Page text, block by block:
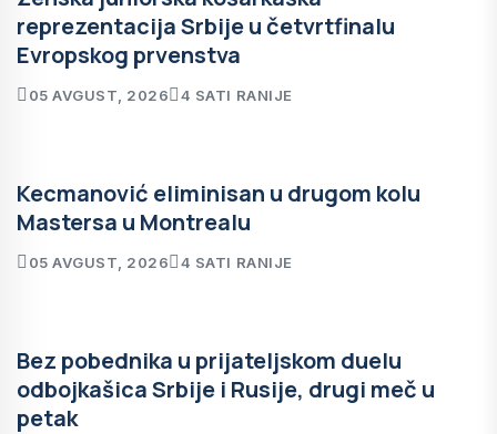
reprezentacija Srbije u četvrtfinalu
Evropskog prvenstva
05 AVGUST, 2026 4 SATI RANIJE
Kecmanović eliminisan u drugom kolu
Mastersa u Montrealu
05 AVGUST, 2026 4 SATI RANIJE
Bez pobednika u prijateljskom duelu
odbojkašica Srbije i Rusije, drugi meč u
petak